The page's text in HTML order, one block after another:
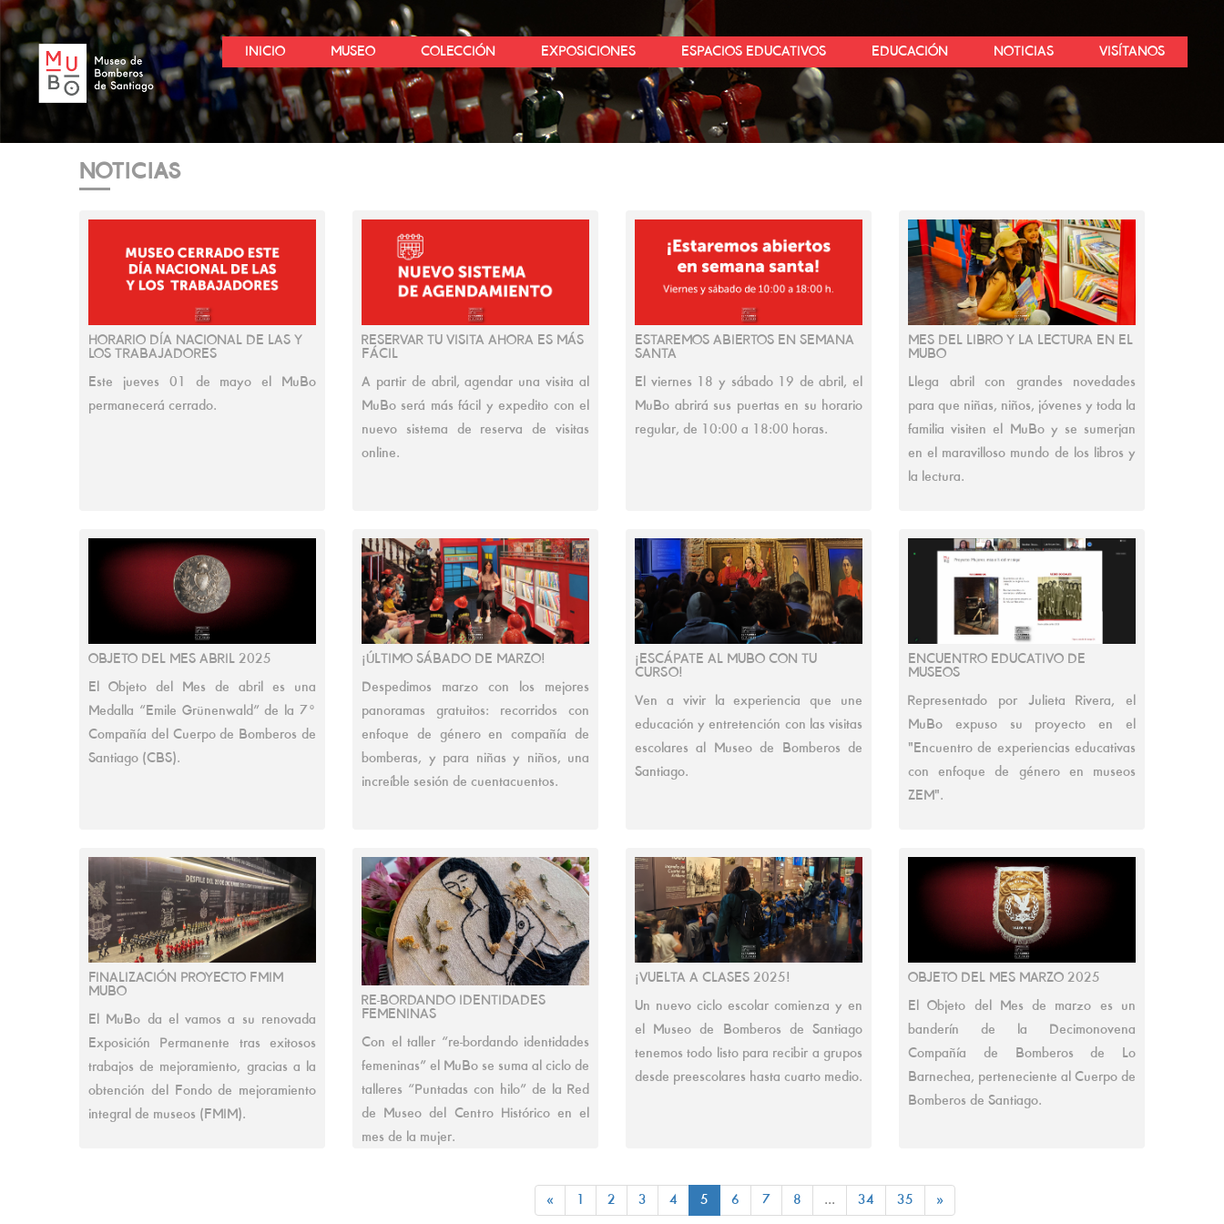
INICIO MUSEO COLECCIÓN EXPOSICIONES ESPACIOS EDUCATIVOS EDUCACIÓN NOTICIAS VISÍTANOS
NOTICIAS
HORARIO DÍA NACIONAL DE LAS Y
LOS TRABAJADORES
Este jueves 01 de mayo el MuBo
permanecerá cerrado.
RESERVAR TU VISITA AHORA ES MÁS
FÁCIL
A partir de abril, agendar una visita al
MuBo será más fácil y expedito con el
nuevo sistema de reserva de visitas
online.
ESTAREMOS ABIERTOS EN SEMANA
SANTA
El viernes 18 y sábado 19 de abril, el
MuBo abrirá sus puertas en su horario
regular, de 10:00 a 18:00 horas.
MES DEL LIBRO Y LA LECTURA EN EL
MUBO
Llega abril con grandes novedades
para que niñas, niños, jóvenes y toda la
familia visiten el MuBo y se sumerjan
en el maravilloso mundo de los libros y
la lectura.
OBJETO DEL MES ABRIL 2025
El Objeto del Mes de abril es una
Medalla “Emile Grünenwald” de la 7°
Compañía del Cuerpo de Bomberos de
Santiago (CBS).
¡ÚLTIMO SÁBADO DE MARZO!
Despedimos marzo con los mejores
panoramas gratuitos: recorridos con
enfoque de género en compañía de
bomberas, y para niñas y niños, una
increíble sesión de cuentacuentos.
¡ESCÁPATE AL MUBO CON TU
CURSO!
Ven a vivir la experiencia que une
educación y entretención con las visitas
escolares al Museo de Bomberos de
Santiago.
ENCUENTRO EDUCATIVO DE
MUSEOS
Representado por Julieta Rivera, el
MuBo expuso su proyecto en el
"Encuentro de experiencias educativas
con enfoque de género en museos
ZEM".
FINALIZACIÓN PROYECTO FMIM
MUBO
El MuBo da el vamos a su renovada
Exposición Permanente tras exitosos
trabajos de mejoramiento, gracias a la
obtención del Fondo de mejoramiento
integral de museos (FMIM).
RE-BORDANDO IDENTIDADES
FEMENINAS
Con el taller “re-bordando identidades
femeninas” el MuBo se suma al ciclo de
talleres “Puntadas con hilo” de la Red
de Museo del Centro Histórico en el
mes de la mujer.
¡VUELTA A CLASES 2025!
Un nuevo ciclo escolar comienza y en
el Museo de Bomberos de Santiago
tenemos todo listo para recibir a grupos
desde preescolares hasta cuarto medio.
OBJETO DEL MES MARZO 2025
El Objeto del Mes de marzo es un
banderín de la Decimonovena
Compañía de Bomberos de Lo
Barnechea, perteneciente al Cuerpo de
Bomberos de Santiago.
« 2 3 4 5 6 7 8 ... 34 35 »